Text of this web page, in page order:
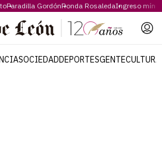
Paradilla GordónRonda RosaledaIngreso
SOCIEDADDEPORTESGENTECULTURA